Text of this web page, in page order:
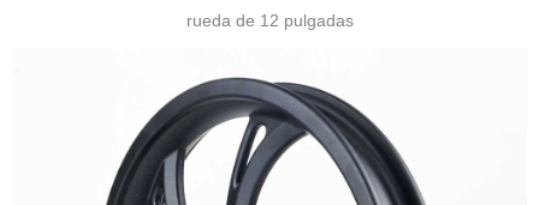
rueda de 12 pulgadas